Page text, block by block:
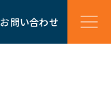
お問い合わせ